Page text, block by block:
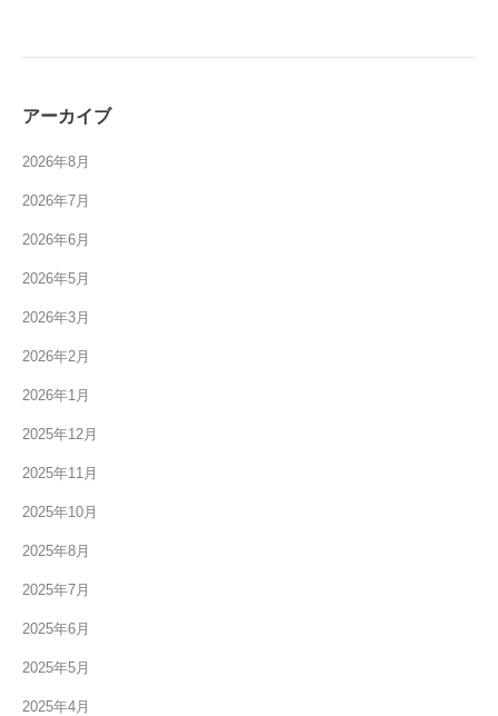
アーカイブ
2026年8月
2026年7月
2026年6月
2026年5月
2026年3月
2026年2月
2026年1月
2025年12月
2025年11月
2025年10月
2025年8月
2025年7月
2025年6月
2025年5月
2025年4月